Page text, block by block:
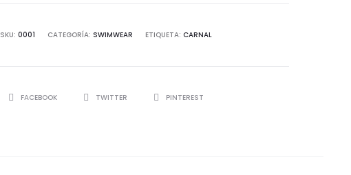
SKU: 0001 CATEGORÍA: SWIMWEAR ETIQUETA: CARNAL
SHAREFACEBOOK TWITTER PINTEREST